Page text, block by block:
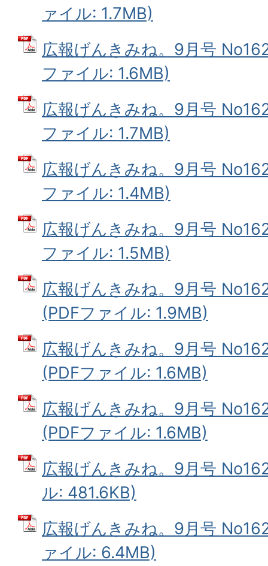
ァイル: 1.7MB)
広報げんきみね。9月号
ファイル: 1.6MB)
広報げんきみね。9月号
ファイル: 1.7MB)
広報げんきみね。9月号
ファイル: 1.4MB)
広報げんきみね。9月号
ファイル: 1.5MB)
広報げんきみね。9月号
(PDFファイル: 1.9MB)
広報げんきみね。9月号
(PDFファイル: 1.6MB)
広報げんきみね。9月号
(PDFファイル: 1.6MB)
広報げんきみね。9月号
ル: 481.6KB)
広報げんきみね。9月号
ァイル: 6.4MB)